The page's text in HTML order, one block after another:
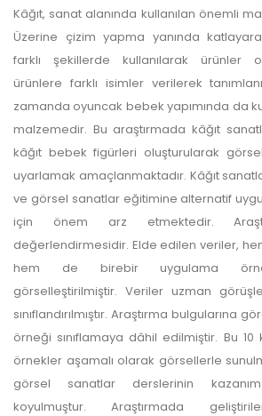
Kâğıt, sanat alanında kullanılan önemli
Üzerine çizim yapma yanında
farklı şekillerde kullanılarak ürünler
ürünlere farklı isimler verilerek
zamanda oyuncak bebek yapımında da
malzemedir. Bu araştırmada kâğıt
kâğıt bebek figürleri oluşturularak
uyarlamak amaçlanmaktadır. Kâğıt
ve görsel sanatlar eğitimine alternatif
için önem arz etmektedir.
değerlendirmesidir. Elde edilen veriler,
hem de birebir uygulama
görselleştirilmiştir. Veriler uzman
sınıflandırılmıştır. Araştırma bulgularına
örneği sınıflamaya dâhil edilmiştir. Bu 10
örnekler aşamalı olarak görsellerle
görsel sanatlar derslerinin
koyulmuştur. Araştırmada